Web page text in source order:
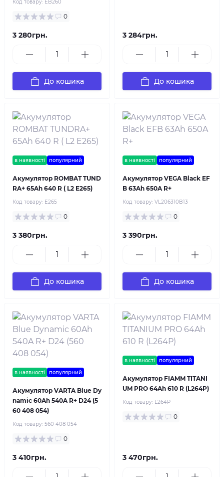
Код товару: EB260
0
3 280грн.
До кошика
3 284грн.
До кошика
в наявності популярний
Акумулятор ROMBAT TUND
RA+ 65Ah 640 R ( L2 E265)
Код товару: E265
0
3 380грн.
До кошика
в наявності популярний
Акумулятор VEGA Black EF
B 63Ah 650A R+
Код товару: VL206310B13
0
3 390грн.
До кошика
в наявності популярний
Акумулятор VARTA Blue Dy
namic 60Ah 540A R+ D24 (5
60 408 054)
Код товару: 560 408 054
0
3 410грн.
в наявності популярний
Акумулятор FIAMM TITANI
UM PRO 64Ah 610 R (L264P)
Код товару: L264P
0
3 470грн.